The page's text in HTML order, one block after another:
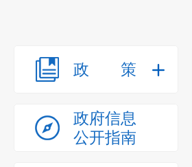
政策
政府信息
公开指南